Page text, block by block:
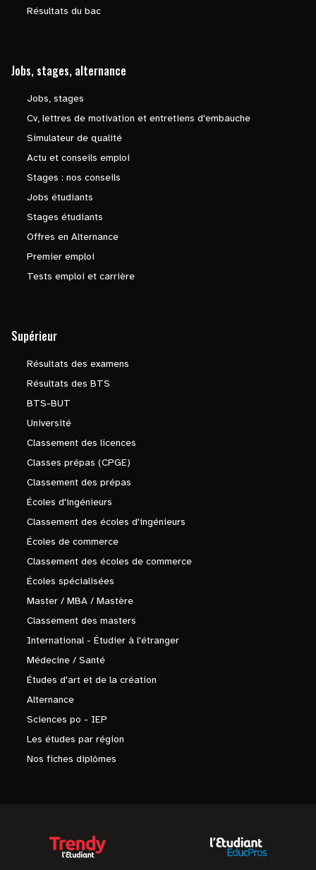
Résultats du bac
Jobs, stages, alternance
Jobs, stages
Cv, lettres de motivation et entretiens d'embauche
Simulateur de qualité
Actu et conseils emploi
Stages : nos conseils
Jobs étudiants
Stages étudiants
Offres en Alternance
Premier emploi
Tests emploi et carrière
Supérieur
Résultats des examens
Résultats des BTS
BTS-BUT
Université
Classement des licences
Classes prépas (CPGE)
Classement des prépas
Écoles d'ingénieurs
Classement des écoles d'ingénieurs
Écoles de commerce
Classement des écoles de commerce
Écoles spécialisées
Master / MBA / Mastère
Classement des masters
International - Étudier à l'étranger
Médecine / Santé
Études d'art et de la création
Alternance
Sciences po - IEP
Les études par région
Nos fiches diplômes